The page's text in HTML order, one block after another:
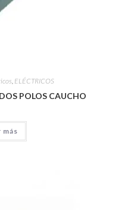
ELÉCTRICOS
POLOS CAUCHO
más